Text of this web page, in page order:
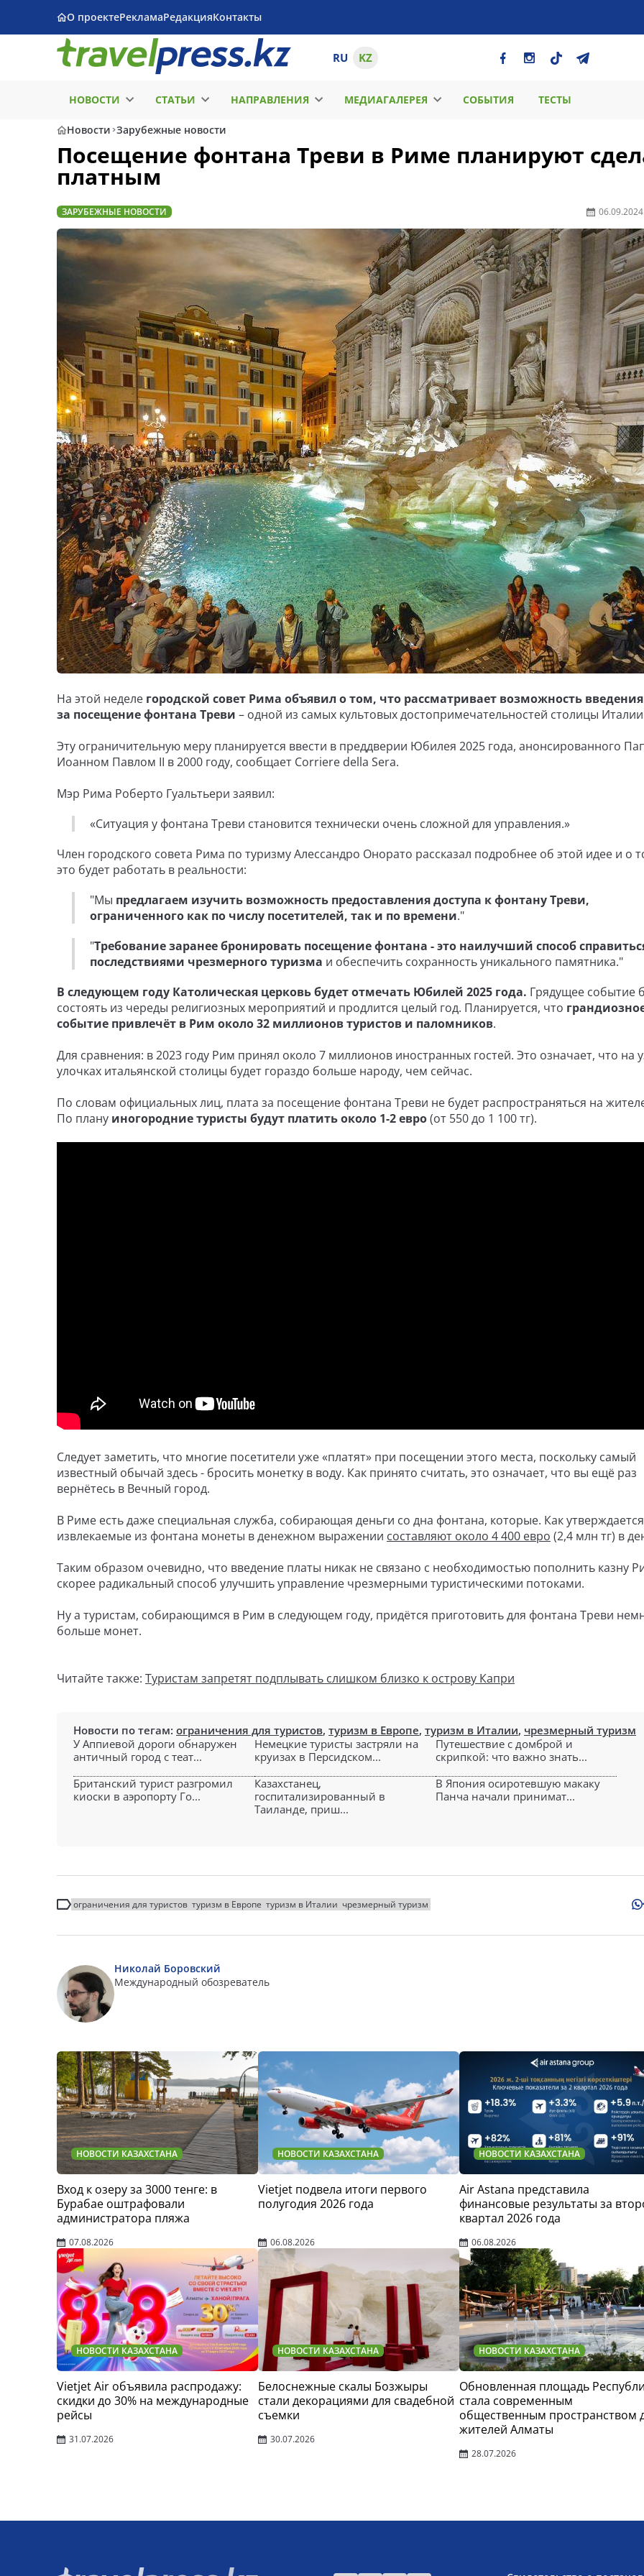
О проектеРекламаРедакцияКонтакты
RU KZ
НОВОСТИ СТАТЬИ НАПРАВЛЕНИЯ МЕДИАГАЛЕРЕЯ СОБЫТИЯ ТЕСТЫ
Новости Зарубежные новости
Посещение фонтана Треви в Риме планируют
платным
ЗАРУБЕЖНЫЕ НОВОСТИ 06.09.2024
На этой неделе городской совет Рима объявил о том, что рассматривает возможность
за посещение фонтана Треви – одной из самых культовых достопримечательностей столицы
Эту ограничительную меру планируется ввести в преддверии Юбилея 2025 года, анонсированного
Иоанном Павлом II в 2000 году, сообщает Corriere della Sera.
Мэр Рима Роберто Гуальтьери заявил:
«Ситуация у фонтана Треви становится технически очень сложной для управления.»
Член городского совета Рима по туризму Алессандро Онорато рассказал подробнее об этой идее и о
это будет работать в реальности:
"Мы предлагаем изучить возможность предоставления доступа к фонтану Треви,
ограниченного как по числу посетителей, так и по времени."
"Требование заранее бронировать посещение фонтана - это наилучший способ
последствиями чрезмерного туризма и обеспечить сохранность уникального памятника."
В следующем году Католическая церковь будет отмечать Юбилей 2025 года. Грядущее событие
состоять из череды религиозных мероприятий и продлится целый год. Планируется, что
событие привлечёт в Рим около 32 миллионов туристов и паломников.
Для сравнения: в 2023 году Рим принял около 7 миллионов иностранных гостей. Это означает, что на
улочках итальянской столицы будет гораздо больше народу, чем сейчас.
По словам официальных лиц, плата за посещение фонтана Треви не будет распространяться на
По плану иногородние туристы будут платить около 1-2 евро(от 550 до 1 100 тг).
Следует заметить, что многие посетители уже «платят» при посещении этого места, поскольку самый
известный обычай здесь - бросить монетку в воду. Как принято считать, это означает, что вы ещё раз
вернётесь в Вечный город.
В Риме есть даже специальная служба, собирающая деньги со дна фонтана, которые. Как
извлекаемые из фонтана монеты в денежном выражении составляют около 4 400 евро (2,4 млн тг) в
Таким образом очевидно, что введение платы никак не связано с необходимостью пополнить казну
скорее радикальный способ улучшить управление чрезмерными туристическими потоками.
Ну а туристам, собирающимся в Рим в следующем году, придётся приготовить для фонтана Треви
больше монет.
Читайте также: Туристам запретят подплывать слишком близко к острову Капри
Новости по тегам: ограничения для туристов, туризм в Европе, туризм в Италии, чрезмерный туризм
У Аппиевой дороги обнаружен
античный город с теат...
Немецкие туристы застряли на
круизах в Персидском...
Путешествие с домброй и
скрипкой: что важно знать...
Британский турист разгромил
киоски в аэропорту Го...
Казахстанец,
госпитализированный в
Таиланде, приш...
В Япония осиротевшую макаку
Панча начали принимат...
ограничения для туристов туризм в Европе туризм в Италии чрезмерный туризм
Николай Боровский
Международный обозреватель
НОВОСТИ КАЗАХСТАНА
Вход к озеру за 3000 тенге: в
Бурабае оштрафовали
администратора пляжа
07.08.2026
НОВОСТИ КАЗАХСТАНА
Vietjet подвела итоги первого
полугодия 2026 года
06.08.2026
НОВОСТИ КАЗАХСТАНА
Air Astana представила
финансовые результаты за
квартал 2026 года
06.08.2026
НОВОСТИ КАЗАХСТАНА
Vietjet Air объявила распродажу:
скидки до 30% на международные
рейсы
31.07.2026
НОВОСТИ КАЗАХСТАНА
Белоснежные скалы Бозжыры
стали декорациями для свадебной
съемки
30.07.2026
НОВОСТИ КАЗАХСТАНА
Обновленная площадь
стала современным
общественным пространством
жителей Алматы
28.07.2026